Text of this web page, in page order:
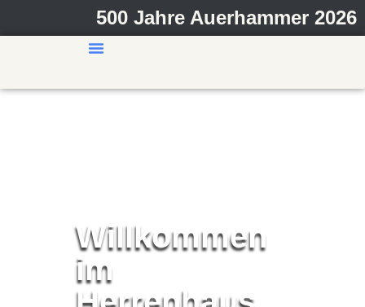
500 Jahre Auerhammer 2026
Willkommen
im